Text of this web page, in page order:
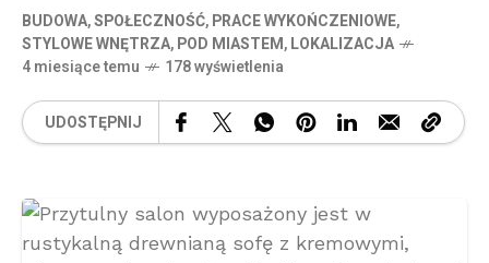
BUDOWA,SPOŁECZNOŚĆ,PRACE WYKOŃCZENIOWE,
STYLOWE WNĘTRZA,POD MIASTEM,LOKALIZACJA
4 miesiące temu
178 wyświetlenia
UDOSTĘPNIJ